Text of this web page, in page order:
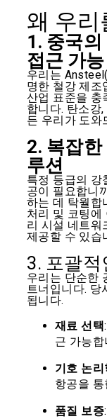
왜 우리
1. 중국
접근 가능
우리는
명한 철강 제조
산업 표준을 충
합니다. 탄소강
든 우리가 도와
2. 복잡
루션
특정 등급의 강
공이 필요합니
하는 데 탁월합
처리 및 코팅에
리 시설 네트워
제공할 수 있습
3. 포괄적
우리는 단순한
트너입니다. 당
됩니다.
재료 선택
근 가능합
기호 논리
항공을
품질 보증